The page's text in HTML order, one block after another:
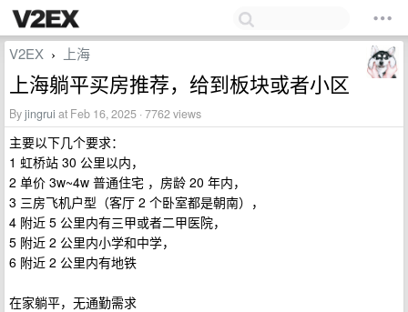
V2EX › 上海
上海躺平买房推荐，给到板块或者小区
Byjingrui at Feb 16, 2025 · 7762 views
主要以下几个要求：
1 虹桥站 30 公里以内，
2 单价 3w~4w 普通住宅 ，房龄 20 年内，
3 三房飞机户型（客厅 2 个卧室都是朝南），
4 附近 5 公里内有三甲或者二甲医院，
5 附近 2 公里内小学和中学，
6 附近 2 公里内有地铁
在家躺平，无通勤需求